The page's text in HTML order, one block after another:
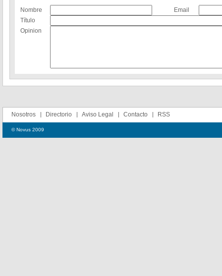
Nombre
Email
Título
Opinion
Nosotros Directorio Aviso Legal Contacto RSS
© Novus 2009